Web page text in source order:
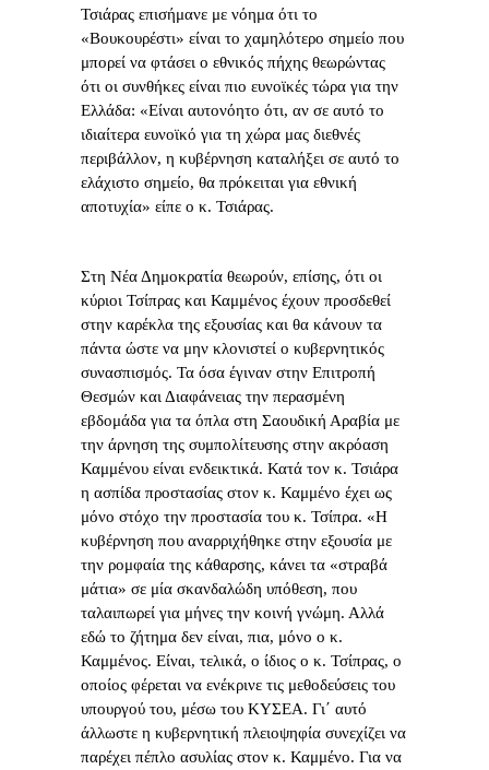
Τσιάρας επισήμανε με νόημα ότι το
«Βουκουρέστι» είναι το χαμηλότερο σημείο που
μπορεί να φτάσει ο εθνικός πήχης θεωρώντας
ότι οι συνθήκες είναι πιο ευνοϊκές τώρα για την
Ελλάδα: «Είναι αυτονόητο ότι, αν σε αυτό το
ιδιαίτερα ευνοϊκό για τη χώρα μας διεθνές
περιβάλλον, η κυβέρνηση καταλήξει σε αυτό το
ελάχιστο σημείο, θα πρόκειται για εθνική
αποτυχία» είπε ο κ. Τσιάρας.
Στη Νέα Δημοκρατία θεωρούν, επίσης, ότι οι
κύριοι Τσίπρας και Καμμένος έχουν προσδεθεί
στην καρέκλα της εξουσίας και θα κάνουν τα
πάντα ώστε να μην κλονιστεί ο κυβερνητικός
συνασπισμός. Τα όσα έγιναν στην Επιτροπή
Θεσμών και Διαφάνειας την περασμένη
εβδομάδα για τα όπλα στη Σαουδική Αραβία με
την άρνηση της συμπολίτευσης στην ακρόαση
Καμμένου είναι ενδεικτικά. Κατά τον κ. Τσιάρα
η ασπίδα προστασίας στον κ. Καμμένο έχει ως
μόνο στόχο την προστασία του κ. Τσίπρα. «Η
κυβέρνηση που αναρριχήθηκε στην εξουσία με
την ρομφαία της κάθαρσης, κάνει τα «στραβά
μάτια» σε μία σκανδαλώδη υπόθεση, που
ταλαιπωρεί για μήνες την κοινή γνώμη. Αλλά
εδώ το ζήτημα δεν είναι, πια, μόνο ο κ.
Καμμένος. Είναι, τελικά, ο ίδιος ο κ. Τσίπρας, ο
οποίος φέρεται να ενέκρινε τις μεθοδεύσεις του
υπουργού του, μέσω του ΚΥΣΕΑ. Γι΄ αυτό
άλλωστε η κυβερνητική πλειοψηφία συνεχίζει να
παρέχει πέπλο ασυλίας στον κ. Καμμένο. Για να